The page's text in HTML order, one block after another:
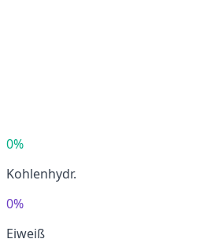
0%
Kohlenhydr.
0%
Eiweiß